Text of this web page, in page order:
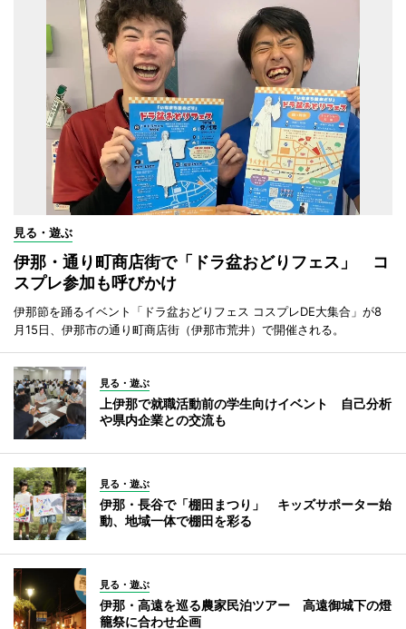
見る・遊ぶ
伊那・通り町商店街で「ドラ盆おどりフェス」 コ
スプレ参加も呼びかけ
伊那節を踊るイベント「ドラ盆おどりフェス コスプレDE大集合」が8
月15日、伊那市の通り町商店街（伊那市荒井）で開催される。
見る・遊ぶ
上伊那で就職活動前の学生向けイベント 自己分析
や県内企業との交流も
見る・遊ぶ
伊那・長谷で「棚田まつり」 キッズサポーター始
動、地域一体で棚田を彩る
見る・遊ぶ
伊那・高遠を巡る農家民泊ツアー 高遠御城下の燈
籠祭に合わせ企画